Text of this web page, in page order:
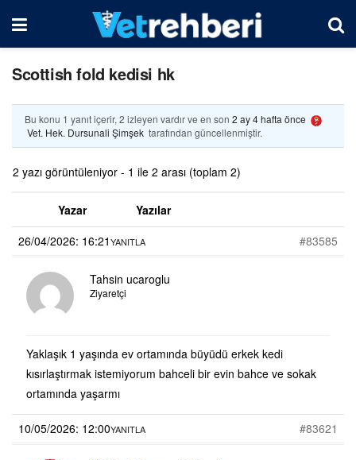
Scottish fold kedisi hk
Bu konu 1 yanıt içerir, 2 izleyen vardır ve en son 2 ay 4 hafta önce
Vet. Hek. Dursunali Şimşek tarafından güncellenmiştir.
2 yazı görüntüleniyor - 1 ile 2 arası (toplam 2)
Yazar
Yazılar
26/04/2026: 16:21
#83585
YANITLA
Tahsin ucaroglu
Ziyaretçi
Yaklaşık 1 yaşında ev ortamında büyüdü erkek kedi
kısırlaştırmak istemiyorum bahceli bir evin bahce ve sokak
ortamında yaşarmı
10/05/2026: 12:00 #83621
YANITLA